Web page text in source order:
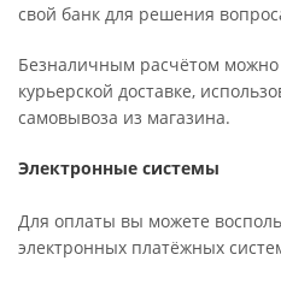
свой банк для решения
Безналичным расчётом можно
курьерской доставке,
самовывоза из магазина.
Электронные системы
Для оплаты вы можете
электронных платёжных